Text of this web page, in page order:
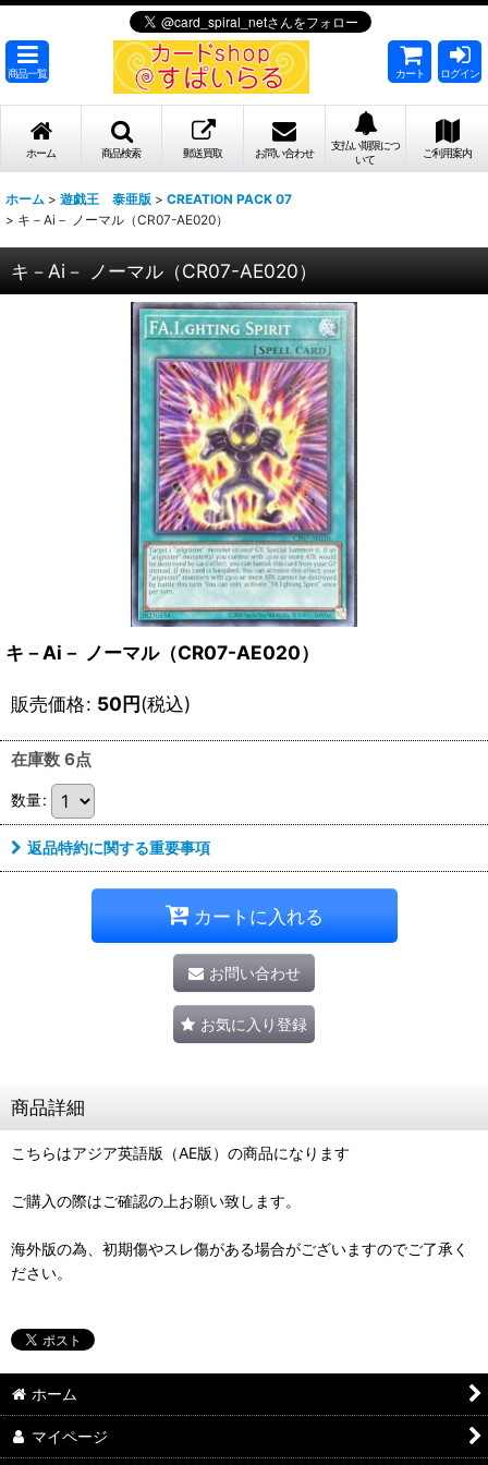
商品一覧 カート ログイン
ホーム 商品検索 郵送買取 お問い合わせ
支払い期限につ
いて
ご利用案内
ホーム > 遊戯王 泰亜版 > CREATION PACK 07
> キ－Ai－ ノーマル（CR07-AE020）
キ－Ai－ ノーマル（CR07-AE020）
キ－Ai－ ノーマル（CR07-AE020）
販売価格: 50円(税込)
在庫数 6点
数量:
返品特約に関する重要事項
カートに入れる
お問い合わせ
お気に入り登録
商品詳細
こちらはアジア英語版（AE版）の商品になります
ご購入の際はご確認の上お願い致します。
海外版の為、初期傷やスレ傷がある場合がございますのでご了承く
ださい。
ホーム
マイページ